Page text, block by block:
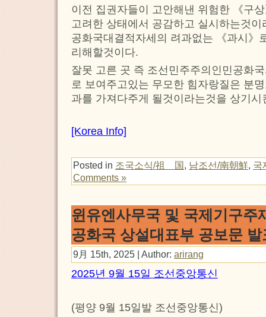
이전 집권자들이 고안해낸 위험한 《구
고려한 상태에서 공감하고 실시하는것
공화국대결적자세의 려과없는 《과시》
리해할것이다.
잘못 고른 곳 즉 조선민주주의인민공화
로 보여주고있는 무모한 힘자랑질은 분
과를 가져다주게 될것이라는것을 상기시
[Korea Info]
Posted in 조국소식/祖 国, 남조선/南朝鮮, 국
Comments »
윈유엔사무국 및 국제기구주
공화국 상설대표부 공보문 발
9月 15th, 2025 | Author: arirang
2025년 9월 15일 조선중앙통신
(평양 9월 15일발 조선중앙통신)